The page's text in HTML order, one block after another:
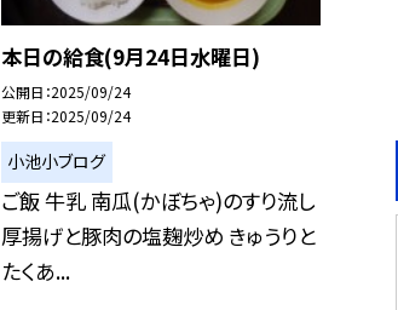
本日の給食(9月24日水曜日)
公開日 2025/09/24
更新日 2025/09/24
小池小ブログ
ご飯 牛乳 南瓜(かぼちゃ)のすり流し
厚揚げと豚肉の塩麹炒め きゅうりと
たくあ...